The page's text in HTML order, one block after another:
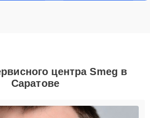
центра Smeg в
Саратове